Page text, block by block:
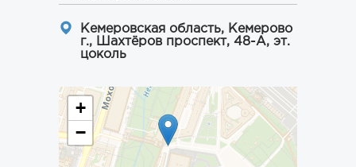
Кемеровская область, Кемерово
г., Шахтёров проспект, 48-А, эт.
цоколь
+
−